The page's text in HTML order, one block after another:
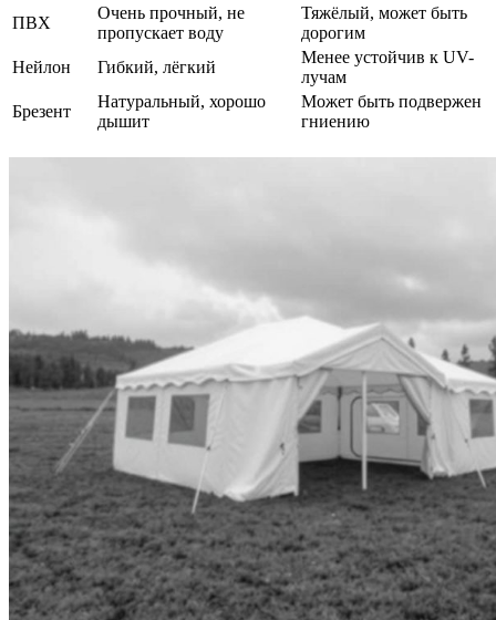
ПВХ
Очень прочный, не
пропускает воду
Тяжёлый, может быть
дорогим
Нейлон
Гибкий, лёгкий
Менее устойчив к UV-
лучам
Брезент
Натуральный, хорошо
дышит
Может быть подвержен
гниению